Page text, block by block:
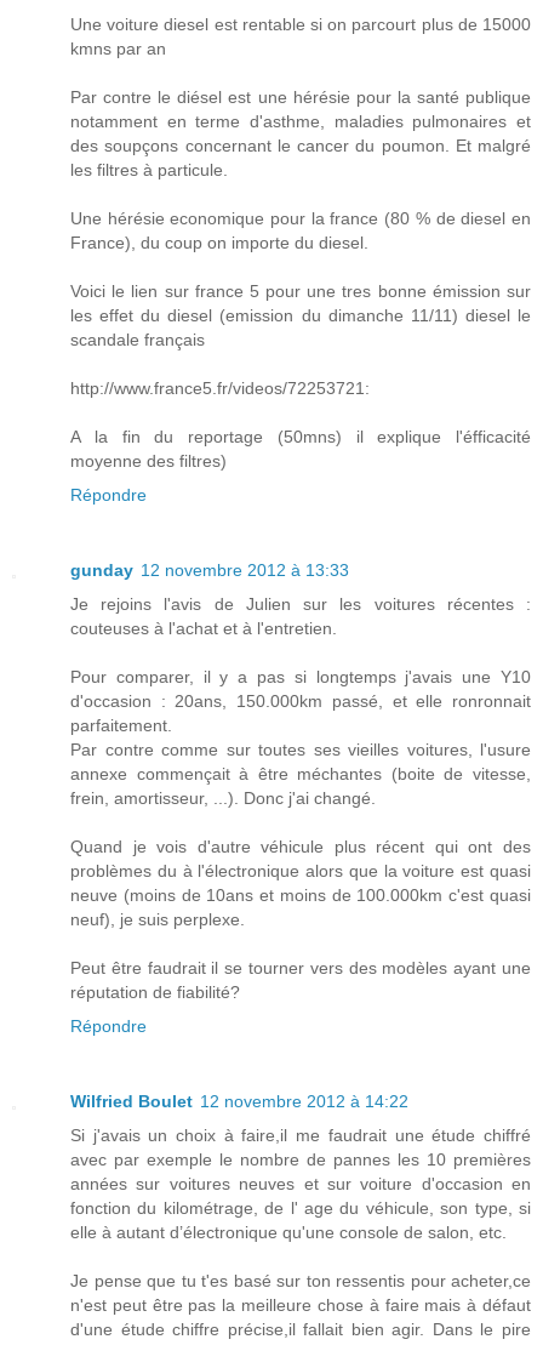
Une voiture diesel est rentable si on parcourt plus de 15000
kmns par an
Par contre le diésel est une hérésie pour la santé publique
notamment en terme d'asthme, maladies pulmonaires et
des soupçons concernant le cancer du poumon. Et malgré
les filtres à particule.
Une hérésie economique pour la france (80 % de diesel en
France), du coup on importe du diesel.
Voici le lien sur france 5 pour une tres bonne émission sur
les effet du diesel (emission du dimanche 11/11) diesel le
scandale français
http://www.france5.fr/videos/72253721:
A la fin du reportage (50mns) il explique l'éfficacité
moyenne des filtres)
Répondre
gunday 12 novembre 2012 à 13:33
Je rejoins l'avis de Julien sur les voitures récentes :
couteuses à l'achat et à l'entretien.
Pour comparer, il y a pas si longtemps j'avais une Y10
d'occasion : 20ans, 150.000km passé, et elle ronronnait
parfaitement.
Par contre comme sur toutes ses vieilles voitures, l'usure
annexe commençait à être méchantes (boite de vitesse,
frein, amortisseur, ...). Donc j'ai changé.
Quand je vois d'autre véhicule plus récent qui ont des
problèmes du à l'électronique alors que la voiture est quasi
neuve (moins de 10ans et moins de 100.000km c'est quasi
neuf), je suis perplexe.
Peut être faudrait il se tourner vers des modèles ayant une
réputation de fiabilité?
Répondre
Wilfried Boulet 12 novembre 2012 à 14:22
Si j'avais un choix à faire,il me faudrait une étude chiffré
avec par exemple le nombre de pannes les 10 premières
années sur voitures neuves et sur voiture d'occasion en
fonction du kilométrage, de l' age du véhicule, son type, si
elle à autant d’électronique qu'une console de salon, etc.
Je pense que tu t'es basé sur ton ressentis pour acheter,ce
n'est peut être pas la meilleure chose à faire mais à défaut
d'une étude chiffre précise,il fallait bien agir. Dans le pire